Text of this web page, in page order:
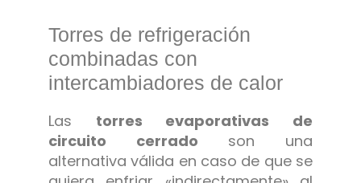
Torres de refrigeración
combinadas con
intercambiadores de calor
Las torres evaporativas de
circuito cerrado son una
alternativa válida en caso de que se